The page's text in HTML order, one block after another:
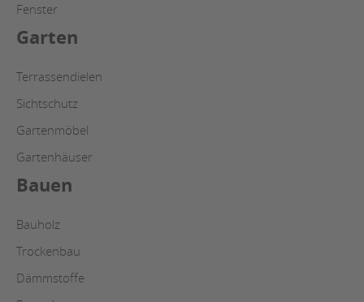
Fenster
Garten
Terrassendielen
Sichtschutz
Gartenmöbel
Gartenhäuser
Bauen
Bauholz
Trockenbau
Dämmstoffe